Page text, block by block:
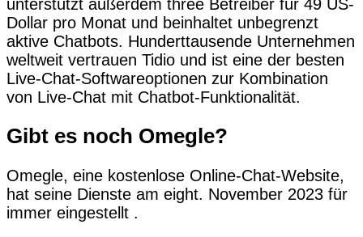
unterstützt außerdem three Betreiber für 49 US-
Dollar pro Monat und beinhaltet unbegrenzt
aktive Chatbots. Hunderttausende Unternehmen
weltweit vertrauen Tidio und ist eine der besten
Live-Chat-Softwareoptionen zur Kombination
von Live-Chat mit Chatbot-Funktionalität.
Gibt es noch Omegle?
Omegle, eine kostenlose Online-Chat-Website,
hat seine Dienste am eight. November 2023 für
immer eingestellt .